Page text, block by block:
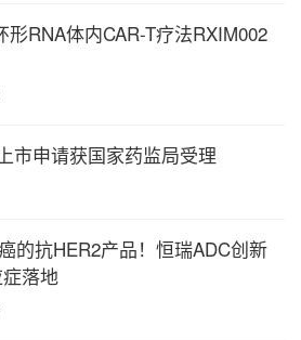
形RNA体内CAR-T疗法RXIM002
市申请获国家药监局受理
的抗HER2产品！恒瑞ADC创新
落地